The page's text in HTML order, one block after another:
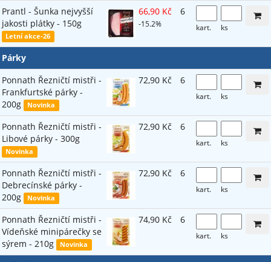
Prantl - Šunka nejvyšší
jakosti plátky - 150g
Letní akce-26
66,90 Kč
-15.2%
6
kart. ks
Párky
Ponnath Řezničtí mistři -
Frankfurtské párky -
200g
Novinka
72,90 Kč 6
kart. ks
Ponnath Řezničtí mistři -
Libové párky - 300g
Novinka
72,90 Kč 6
kart. ks
Ponnath Řezničtí mistři -
Debrecínské párky -
200g
Novinka
72,90 Kč 6
kart. ks
Ponnath Řezničtí mistři -
Vídeňské minipárečky se
sýrem - 210g
Novinka
74,90 Kč 6
kart. ks